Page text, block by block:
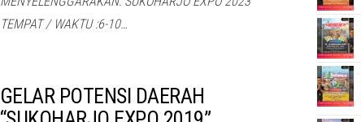
TEMPAT / WAKTU :6-10…
GELAR POTENSI DAERAH